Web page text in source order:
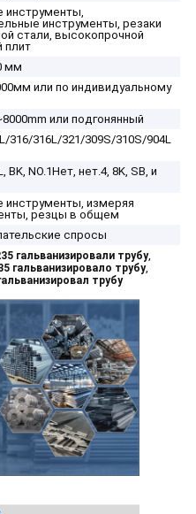
инструменты,
инструменты, резаки
стали, высокопрочной
плит
мм
или по индивидуальному
или подгонянный
316/316L/321/309S/310S/904L
BK, NO.1Нет, нет.4, 8K, SB, и
измеряя
резцы в общем
спросы
гальванизировали трубу,
гальванизировало трубу,
трубу